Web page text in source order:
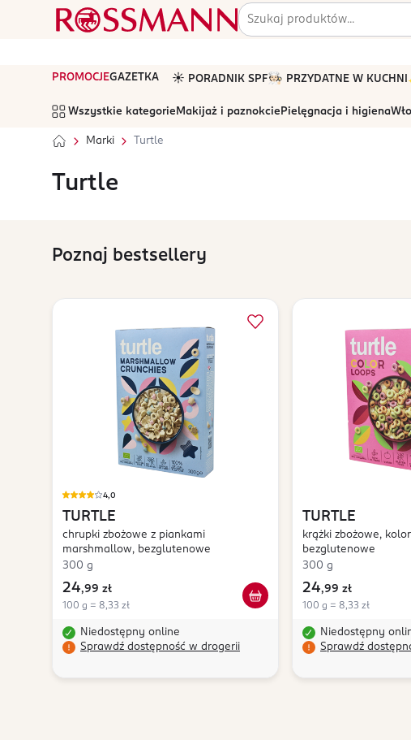
PROMOCJEGAZETKA ☀️ PORADNIK SPF🧑🏻‍🍳 PRZYDATNE W KUCHNI
Wszystkie kategorie Makijaż i paznokcie Pielęgnacja i higiena
Marki Turtle
Turtle
Poznaj bestsellery
4,0
TURTLE
chrupki zbożowe z piankami
marshmallow, bezglutenowe
300 g
24,99 zł
100 g = 8,33 zł
Niedostępny online
Sprawdź dostępność w drogerii
TURTLE
krążki zbożowe,
bezglutenowe
300 g
24,99 zł
100 g = 8,33 zł
Niedostępny
Sprawdź